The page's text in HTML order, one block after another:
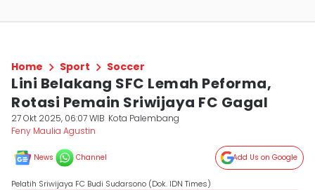
Home Sport Soccer
Lini Belakang SFC Lemah Peforma,
Rotasi Pemain Sriwijaya FC Gagal
27 Okt 2025, 06:07 WIB Kota Palembang
Feny Maulia Agustin
News Channel Add Us on Google
Pelatih Sriwijaya FC Budi Sudarsono (Dok. IDN Times)